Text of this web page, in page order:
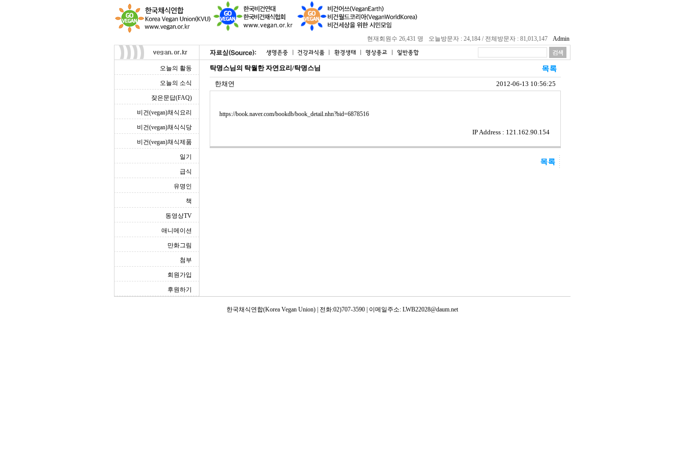
현재회원수 26,431 명 오늘방문자 : 24,184 / 전체방문자 : 81,013,147 Admin
오늘의 활동
오늘의 소식
잦은문답(FAQ)
비건(vegan)채식요리
비건(vegan)채식식당
비건(vegan)채식제품
일기
급식
유명인
책
동영상TV
애니메이션
만화그림
첨부
회원가입
후원하기
탁명스님의 탁월한 자연요리/탁명스님
한채연 2012-06-13 10:56:25
https://book.naver.com/bookdb/book_detail.nhn?bid=6878516
IP Address : 121.162.90.154
한국채식연합(Korea Vegan Union) | 전화:02)707-3590 | 이메일주소: LWB22028@daum.net